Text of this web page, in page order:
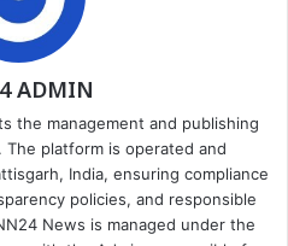
ADMIN
the management and publishing
platform is operated and
India, ensuring compliance
policies, and responsible
News is managed under the